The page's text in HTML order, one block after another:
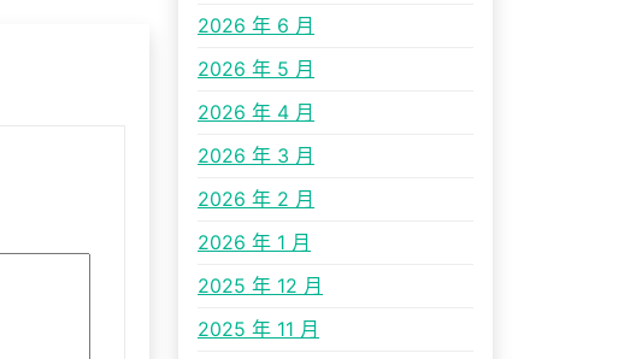
2026 年 6 月
2026 年 5 月
2026 年 4 月
2026 年 3 月
2026 年 2 月
2026 年 1 月
2025 年 12 月
2025 年 11 月